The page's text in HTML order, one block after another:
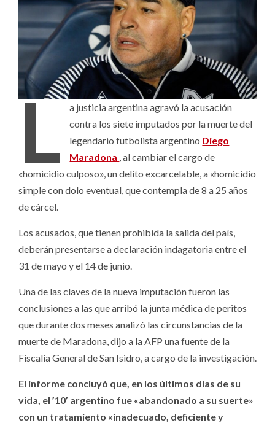
L
a justicia argentina agravó la acusación
contra los siete imputados por la muerte del
legendario futbolista argentino Diego
Maradona , al cambiar el cargo de
«homicidio culposo», un delito excarcelable, a «homicidio
simple con dolo eventual, que contempla de 8 a 25 años
de cárcel.
Los acusados, que tienen prohibida la salida del país,
deberán presentarse a declaración indagatoria entre el
31 de mayo y el 14 de junio.
Una de las claves de la nueva imputación fueron las
conclusiones a las que arribó la junta médica de peritos
que durante dos meses analizó las circunstancias de la
muerte de Maradona, dijo a la AFP una fuente de la
Fiscalía General de San Isidro, a cargo de la investigación.
El informe concluyó que, en los últimos días de su
vida, el ’10’ argentino fue «abandonado a su suerte»
con un tratamiento «inadecuado, deficiente y